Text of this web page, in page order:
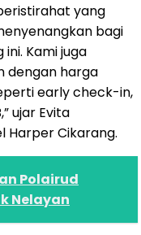
yang
bagi
Kami juga
dengan harga
early check-in,
ujar Evita
Harper Cikarang.
Polairud
Nelayan